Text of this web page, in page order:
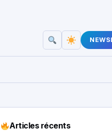
Articles récents